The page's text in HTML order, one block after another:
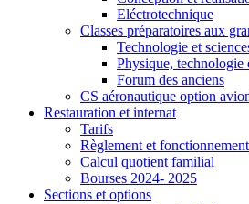
Eléctrotechnique
Classes préparatoires aux
Technologie et
Physique, technologie
Forum des anciens
CS aéronautique option
Restauration et internat
Tarifs
Règlement et fonctionnement
Calcul quotient familial
Bourses 2024- 2025
Sections et options